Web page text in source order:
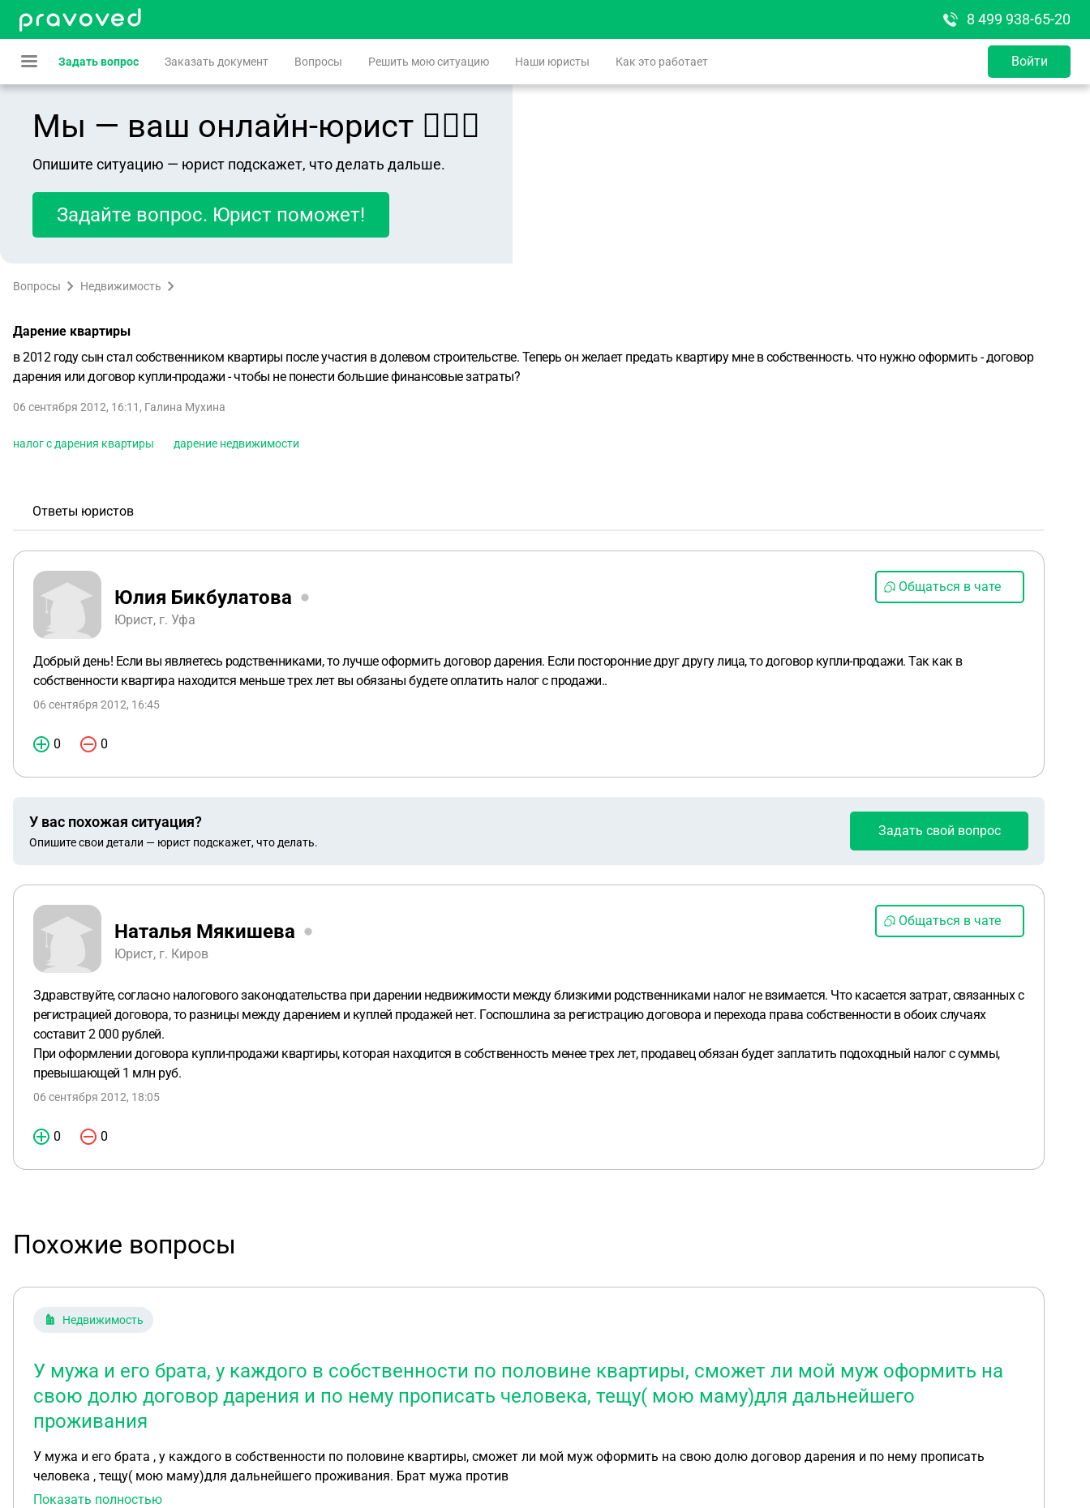
8 499 938-65-20
Задать вопрос Заказать документ Вопросы Решить мою ситуацию Наши юристы Как это работает Войти
Мы — ваш онлайн-юрист 👨🏻‍⚖️
Опишите ситуацию — юрист подскажет, что делать дальше.
Задайте вопрос. Юрист поможет!
Вопросы Недвижимость
Дарение квартиры
в 2012 году сын стал собственником квартиры после участия в долевом строительстве. Теперь он желает предать квартиру мне в собственность. что нужно оформить - договор
дарения или договор купли-продажи - чтобы не понести большие финансовые затраты?
06 сентября 2012, 16:11 , Галина Мухина
налог с дарения квартиры дарение недвижимости
Ответы юристов
Юлия Бикбулатова
Юрист, г. Уфа
Общаться в чате
Добрый день! Если вы являетесь родственниками, то лучше оформить договор дарения. Если посторонние друг другу лица, то договор купли-продажи. Так как в
собственности квартира находится меньше трех лет вы обязаны будете оплатить налог с продажи..
06 сентября 2012, 16:45
0 0
У вас похожая ситуация?
Опишите свои детали — юрист подскажет, что делать.
Задать свой вопрос
Наталья Мякишева
Юрист, г. Киров
Общаться в чате
Здравствуйте, согласно налогового законодательства при дарении недвижимости между близкими родственниками налог не взимается. Что касается затрат, связанных с
регистрацией договора, то разницы между дарением и куплей продажей нет. Госпошлина за регистрацию договора и перехода права собственности в обоих случаях
составит 2 000 рублей.
При оформлении договора купли-продажи квартиры, которая находится в собственность менее трех лет, продавец обязан будет заплатить подоходный налог с суммы,
превышающей 1 млн руб.
06 сентября 2012, 18:05
0 0
Похожие вопросы
Недвижимость
У мужа и его брата, у каждого в собственности по половине квартиры, сможет ли мой муж оформить на
свою долю договор дарения и по нему прописать человека, тещу( мою маму)для дальнейшего
проживания
У мужа и его брата , у каждого в собственности по половине квартиры, сможет ли мой муж оформить на свою долю договор дарения и по нему прописать
человека , тещу( мою маму)для дальнейшего проживания. Брат мужа против
Показать полностью